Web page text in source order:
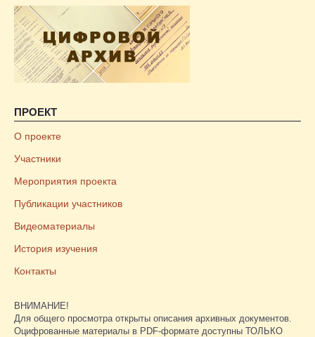
ПРОЕКТ
О проекте
Участники
Мероприятия проекта
Публикации участников
Видеоматериалы
История изучения
Контакты
ВНИМАНИЕ!
Для общего просмотра открыты описания архивных документов.
Оцифрованные материалы в PDF-формате доступны ТОЛЬКО